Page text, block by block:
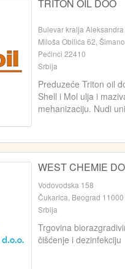
TRITON OIL DOO
Bulevar kralja
Miloša Obilića 62,
Pećinci 22410
Srbija
Preduzeće Triton oil
Shell i Mol ulja i
mehanizaciju. Nudi
WEST CHEMIE
Vodovodska 158
Čukarica, Beograd 11000
Srbija
Trgovina
čišćenje i dezinfekciju